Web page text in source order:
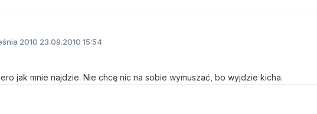
2010 23.09.2010 15:54
jak mnie najdzie. Nie chcę nic na sobie wymuszać, bo wyjdzie kicha.